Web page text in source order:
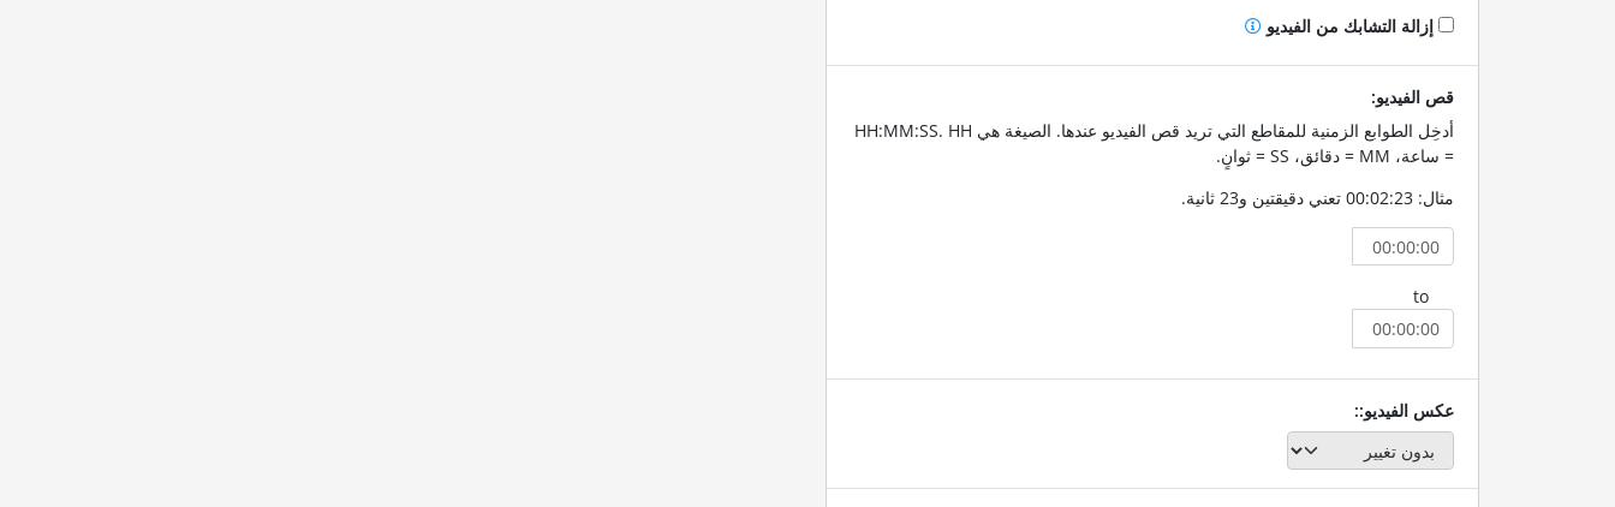
إزالة التشابك من الفيديو
قص الفيديو:
أدخِل الطوابع الزمنية للمقاطع التي تريد قص الفيديو عندها. الصيغة هي HH:MM:SS. HH
= ساعة، MM = دقائق، SS = ثوانٍ.
مثال: 00:02:23 تعني دقيقتين و23 ثانية.
to
عكس الفيديو::